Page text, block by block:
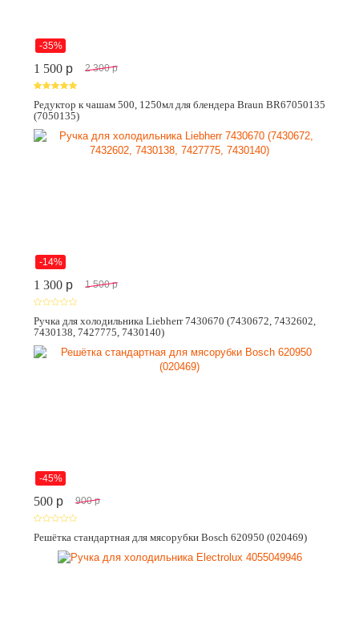
-35%
1 500 p 2 300 p
Редуктор к чашам 500, 1250мл для блендера Braun BR67050135
(7050135)
-14%
1 300 p 1 500 p
Ручка для холодильника Liebherr 7430670 (7430672, 7432602,
7430138, 7427775, 7430140)
-45%
500 p 900 p
Решётка стандартная для мясорубки Bosch 620950 (020469)